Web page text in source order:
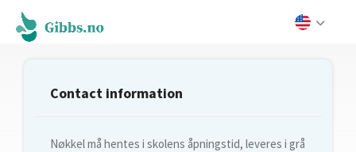
Contact information
Nøkkel må hentes i skolens åpningstid, leveres i grå